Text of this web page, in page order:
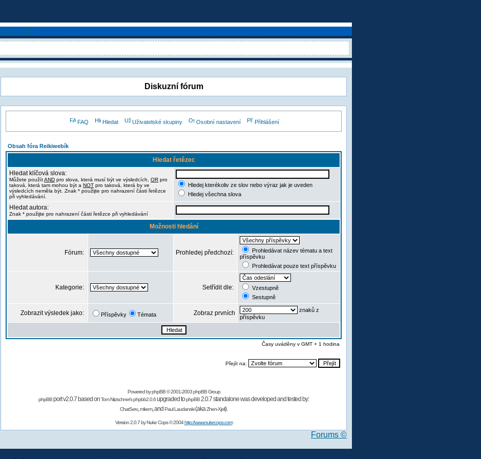
Diskuzní fórum
FAQ Hledat Uživatelské skupiny Osobní nastavení Přihlášení
Obsah fóra Reikiwebík
Hledat řetězec
Hledat klíčová slova:
Můžete použítAND pro slova, která musí být ve výsledcích, OR pro
taková, která tam mohou být a NOT pro taková, která by ve
výsledcích neměla být. Znak * použijte pro nahrazení části řetězce
při vyhledávání.
Hledej kterékoliv ze slov nebo výraz jak je uveden
Hledej všechna slova
Hledat autora:
Znak * použijte pro nahrazení části řetězce při vyhledávání
Možnosti hledání
Fórum: Prohledej předchozí:
Prohledávat název tématu a text
příspěvku
Prohledávat pouze text příspěvku
Kategorie: Setřídit dle:
Vzestupně
Sestupně
Zobrazit výsledek jako: Příspěvky Témata Zobraz prvních
znaků z
příspěvku
Časy uváděny v GMT + 1 hodina
Přejít na:
Powered byphpBB© 2001-2003 phpBB Group
phpBBport v2.0.7 based onTom Nitzschner'sphpbb2.0.6upgraded tophpBB2.0.7 standalone was developed and tested by:
ChatServ,mikem,and Paul Laudanski(akaZhen-Xjell).
Version 2.0.7 byNuke Cops© 2004http://www.nukecops.com
Forums ©